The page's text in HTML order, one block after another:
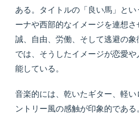
ある。タイトルの「良い馬」と
ーナや西部的なイメージを連想
誠、自由、労働、そして逃避の象
では、そうしたイメージが恋愛
能している。
音楽的には、乾いたギター、軽い
ントリー風の感触が印象的であ